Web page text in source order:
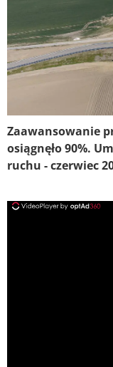
Zaawansowanie
osiągnęło 90%.
ruchu - czerwiec